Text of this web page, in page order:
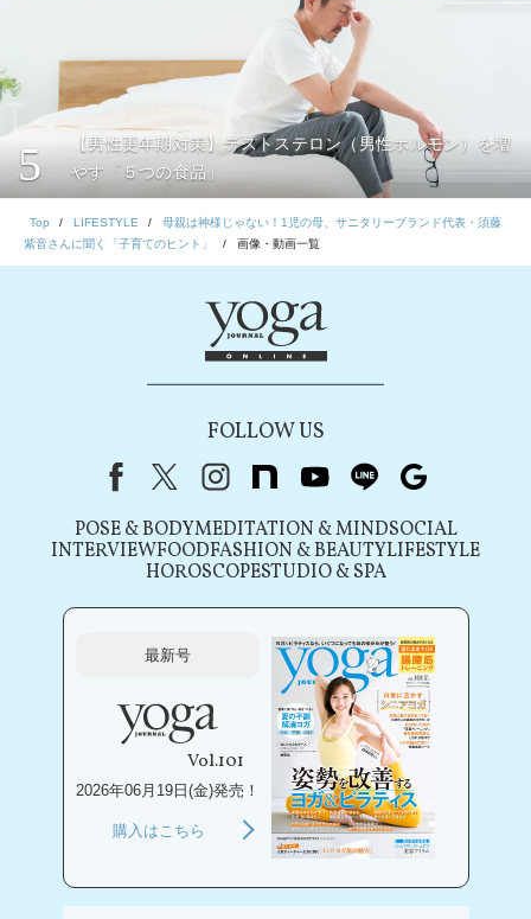
5
【男性更年期対策】テストステロン（男性ホルモン）を増
やす「５つの食品」
Top LIFESTYLE
母親は神様じゃない！1児の母、サニタリーブランド代表・須藤
紫音さんに聞く「子育てのヒント」
画像・動画一覧
FOLLOW US
FacebookX（旧Twitter）
instagram
note youtubeline
POSE & BODYMEDITATION & MINDSOCIAL
INTERVIEWFOODFASHION & BEAUTYLIFESTYLE
HOROSCOPESTUDIO & SPA
最新号
Vol.101
2026年06月19日(金)発売！
購入はこちら